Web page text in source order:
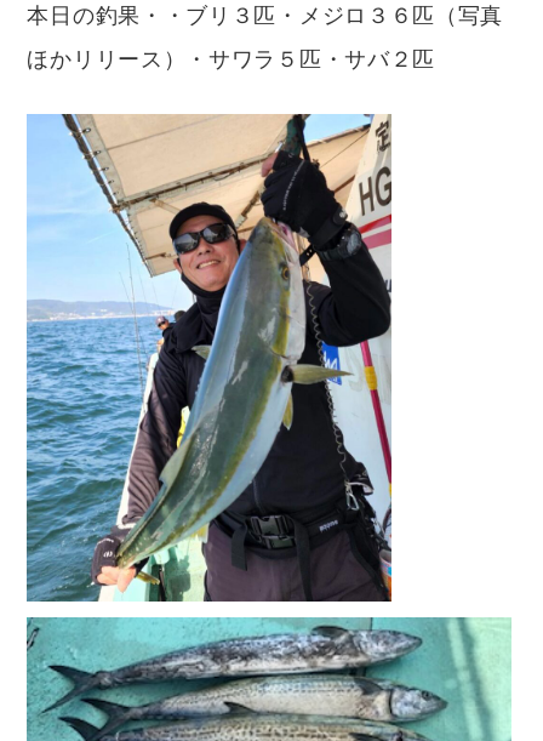
本日の釣果・・ブリ３匹・メジロ３６匹（写真
ほかリリース）・サワラ５匹・サバ２匹